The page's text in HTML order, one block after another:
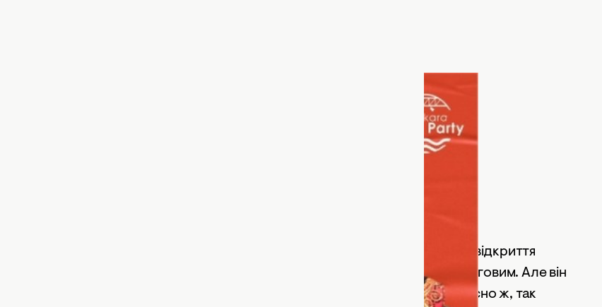
Так радіємо, так радіємо! Бо що? Правильно, за три дні відкриття
нового театрального сезону! Звісно, його можна назвати черговим. Але він
буде особливим! Адже нарешті ми граємо на повну залу і, звісно ж, так